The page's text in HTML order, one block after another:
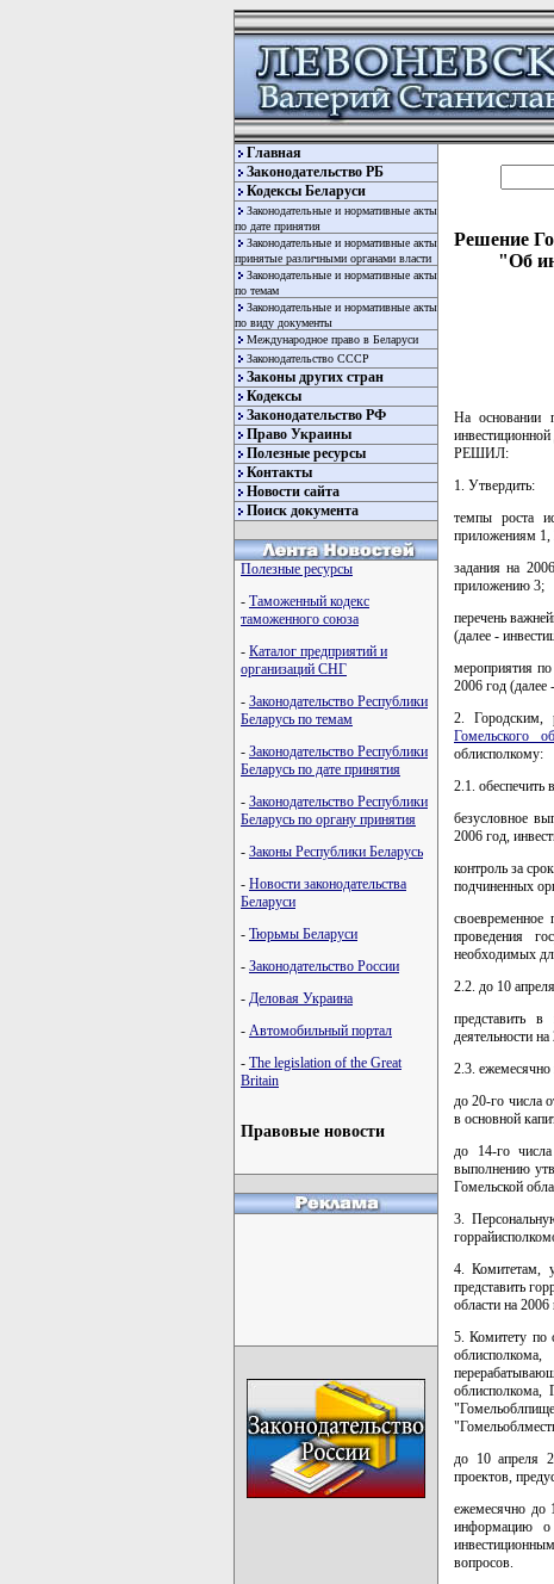
Главная
Законодательство РБ
Кодексы Беларуси
Законодательные и нормативные акты
по дате принятия
Законодательные и нормативные акты
принятые различными органами власти
Законодательные и нормативные акты
по темам
Законодательные и нормативные акты
по виду документы
Международное право в Беларуси
Законодательство СССР
Законы других стран
Кодексы
Законодательство РФ
Право Украины
Полезные ресурсы
Контакты
Новости сайта
Поиск документа
Полезные ресурсы
- Таможенный кодекс
таможенного союза
- Каталог предприятий и
организаций СНГ
- Законодательство Республики
Беларусь по темам
- Законодательство Республики
Беларусь по дате принятия
- Законодательство Республики
Беларусь по органу принятия
- Законы Республики Беларусь
- Новости законодательства
Беларуси
- Тюрьмы Беларуси
- Законодательство России
- Деловая Украина
- Автомобильный портал
- The legislation of the Great
Britain
Правовые новости
Решение
"Об
На основании
РЕШИЛ:
1. Утвердить:
темпы роста
приложениям 1,
задания на
приложению 3;
перечень
(далее -
мероприятия
2006 год (далее
2. Городским,
Гомельского
облисполкому:
2.1. обеспечить
безусловное
2006 год,
контроль за
подчиненных
своевременное
проведения
необходимых
2.2. до 10
представить
деятельности
2.3. ежемесячно
до 20-го числа
в основной
до 14-го
выполнению
Гомельской
3.
4. Комитетам,
представить
области на
5. Комитету по
облисполкома,
до 10 апреля
проектов,
ежемесячно до
информацию
вопросов.